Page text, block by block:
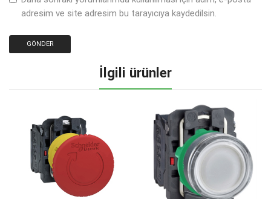
adresim ve site adresim bu tarayıcıya kaydedilsin.
İlgili ürünler